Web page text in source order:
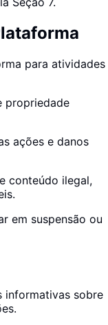
para atividades
propriedade
ações e danos
conteúdo ilegal,
em suspensão ou
informativas sobre